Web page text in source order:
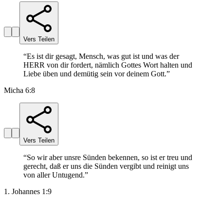
Vers Teilen
“Es ist dir gesagt, Mensch, was gut ist und was der
HERR von dir fordert, nämlich Gottes Wort halten und
Liebe üben und demütig sein vor deinem Gott.”
Micha 6:8
Vers Teilen
“So wir aber unsre Sünden bekennen, so ist er treu und
gerecht, daß er uns die Sünden vergibt und reinigt uns
von aller Untugend.”
1. Johannes 1:9